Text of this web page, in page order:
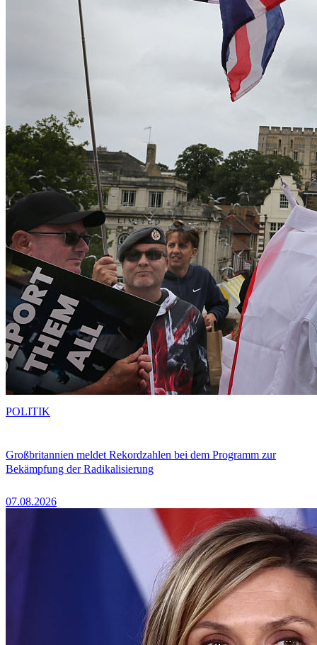
Großbritannien meldet Rekordzahlen bei dem Programm zur
Bekämpfung der Radikalisierung
07.08.2026
POLITIK